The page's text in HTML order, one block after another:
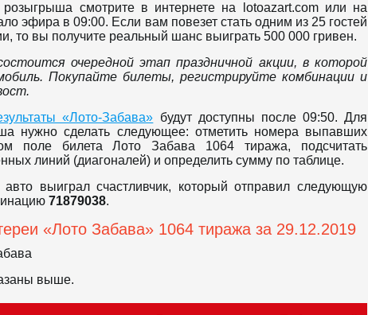
смотрите в интернете на lotoazart.com или на
эфира в 09:00. Если вам повезет стать одним из 25 гостей
то вы получите реальный шанс выиграть 500 000 гривен.
очередной этап праздничной акции, в которой
Покупайте билеты, регистрируйте комбинации и
«Лото-Забава» будут доступны после 09:50. Для
нужно сделать следующее: отметить номера выпавших
поле билета Лото Забава 1064 тиража, подсчитать
линий (диагоналей) и определить сумму по таблице.
авто выиграл счастливчик, который отправил следующую
71879038.
«Лото Забава» 1064 тиража за 29.12.2019
выше.